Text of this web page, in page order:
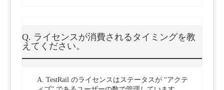
Q. ライセンスが消費されるタイミングを教
えてください。
A. TestRail のライセンスはステータスが “アクテ